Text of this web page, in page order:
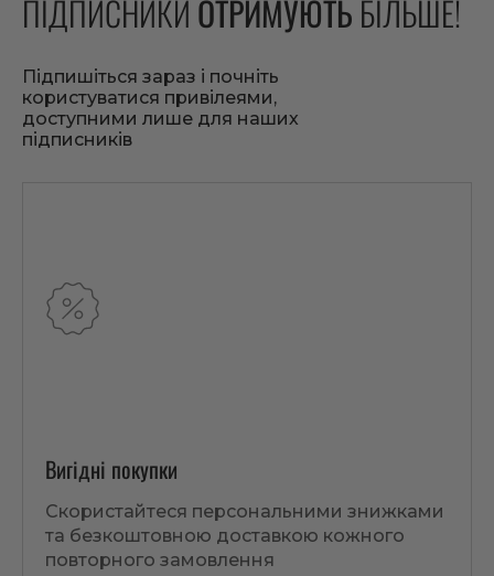
ПІДПИСНИКИ ОТРИМУЮТЬ БІЛЬШЕ!
Підпишіться зараз і почніть
користуватися привілеями,
доступними лише для наших
підписників
Вигідні покупки
Скористайтеся персональними знижками
та безкоштовною доставкою кожного
повторного замовлення